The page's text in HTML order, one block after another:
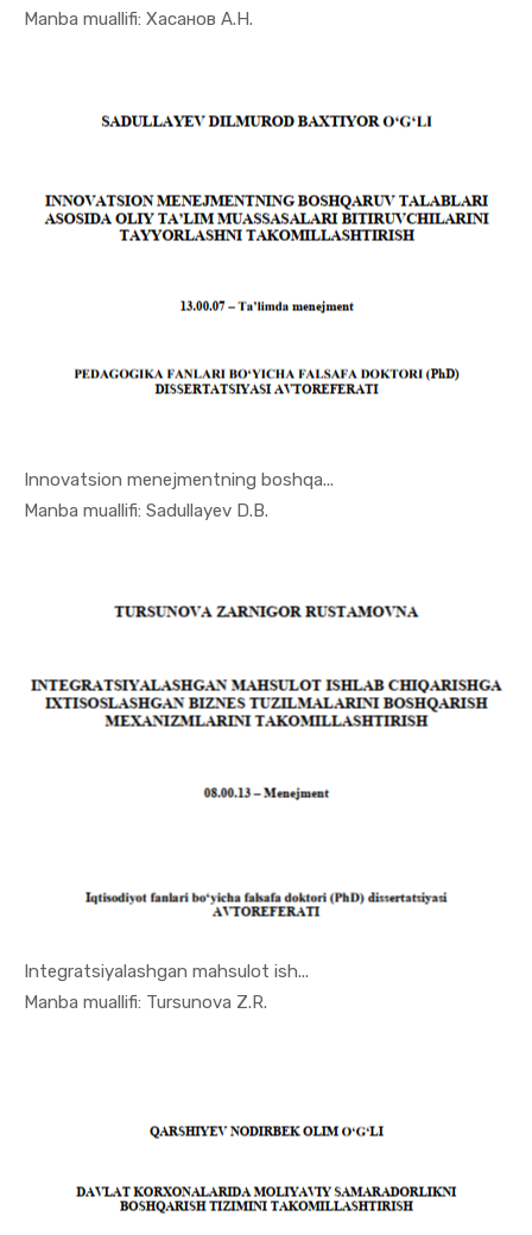
Manba muallifi: Хасанов А.Н.In Menejme...
Innovatsion menejmentning boshqa...
Manba muallifi: Sadullayev D.B.
In Menejme...
Integratsiyalashgan mahsulot ish...
Manba muallifi: Tursunova Z.R.
In Menejme...